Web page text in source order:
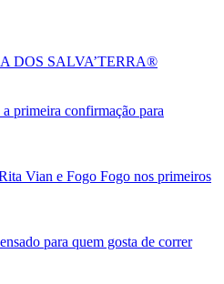
DOS SALVA’TERRA®
primeira confirmação para
Vian e Fogo Fogo nos primeiros
para quem gosta de correr